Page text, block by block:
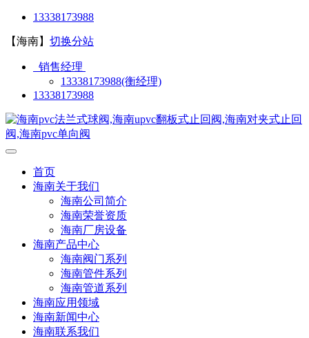
13338173988
【海南】 切换分站
销售经理
13338173988(衡经理)
13338173988
首页
海南关于我们
海南公司简介
海南荣誉资质
海南厂房设备
海南产品中心
海南阀门系列
海南管件系列
海南管道系列
海南应用领域
海南新闻中心
海南联系我们